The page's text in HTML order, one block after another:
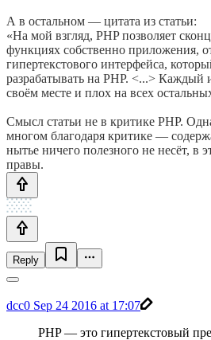
А в остальном — цитата из статьи:
«На мой взгляд, PHP позволяет
функциях собственно приложения,
гипертекстового интерфейса,
разрабатывать на PHP. <...> Каждый
своём месте и плох на всех
Смысл статьи не в критике PHP.
многом благодаря критике —
нытье ничего полезного не несёт, в
правы.
Reply
dcc0 Sep 24 2016 at 17:07
PHP — это гипертекстовый